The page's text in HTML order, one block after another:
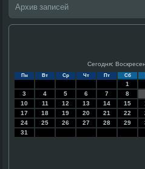
Архив записей
Сегодня:
Пн Вт Ср Чт Пт Сб
1
3
4 5 6 7 8
10
11 12 13 14 15
17
18 19 20 21 22
24
25 26 27 28 29
31